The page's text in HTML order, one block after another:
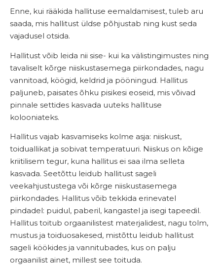
Enne, kui rääkida hallituse eemaldamisest, tuleb aru
saada, mis hallitust üldse põhjustab ning kust seda
vajadusel otsida.
Hallitust võib leida nii sise- kui ka välistingimustes ning
tavaliselt kõrge niiskustasemega piirkondades, nagu
vannitoad, köögid, keldrid ja pööningud. Hallitus
paljuneb, paisates õhku pisikesi eoseid, mis võivad
pinnale settides kasvada uuteks hallituse
kolooniateks.
Hallitus vajab kasvamiseks kolme asja: niiskust,
toiduallikat ja sobivat temperatuuri. Niiskus on kõige
kriitilisem tegur, kuna hallitus ei saa ilma selleta
kasvada. Seetõttu leidub hallitust sageli
veekahjustustega või kõrge niiskustasemega
piirkondades. Hallitus võib tekkida erinevatel
pindadel: puidul, paberil, kangastel ja isegi tapeedil.
Hallitus toitub orgaanilistest materjalidest, nagu tolm,
mustus ja toiduosakesed, mistõttu leidub hallitust
sageli köökides ja vannitubades, kus on palju
orgaanilist ainet, millest see toituda.